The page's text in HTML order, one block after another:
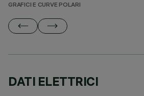
GRAFICI E CURVE POLARI
DATI ELETTRICI